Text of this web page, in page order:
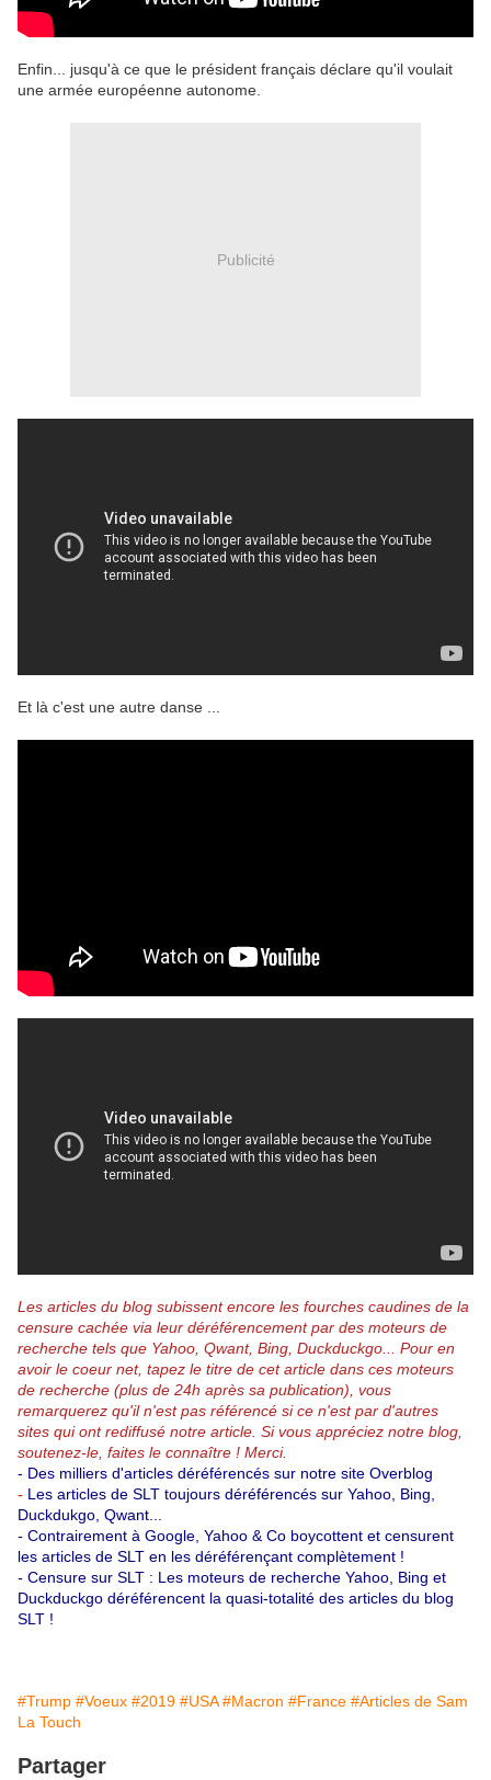
Enfin... jusqu'à ce que le président français déclare qu'il voulait
une armée européenne autonome.
Publicité
Et là c'est une autre danse ...
Les articles du blog subissent encore les fourches caudines de la
censure cachée via leur déréférencement par des moteurs de
recherche tels que Yahoo, Qwant, Bing, Duckduckgo...
Pour en
avoir le coeur net, tapez le titre de cet article dans ces moteurs
de recherche (plus de 24h après sa publication), vous
remarquerez qu'il n'est pas référencé si ce n'est par d'autres
sites qui ont rediffusé notre article. Si vous appréciez notre blog,
soutenez-le, faites le connaître ! Merci.
- Des milliers d'articles déréférencés sur notre site Overblog
- Les articles de SLT toujours déréférencés sur Yahoo, Bing,
Duckdukgo, Qwant...
- Contrairement à Google, Yahoo & Co boycottent et censurent
les articles de SLT en les déréférençant complètement !
- Censure sur SLT : Les moteurs de recherche Yahoo, Bing et
Duckduckgo déréférencent la quasi-totalité des articles du blog
SLT !
#Trump #Voeux #2019 #USA #Macron #France #Articles de Sam
La Touch
Partager